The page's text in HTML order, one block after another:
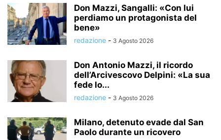
Don Mazzi, Sangalli: «Con lui
perdiamo un protagonista del
bene»
redazione - 3 Agosto 2026
Don Antonio Mazzi, il ricordo
dell’Arcivescovo Delpini: «La sua
fede lo...
redazione - 3 Agosto 2026
Milano, detenuto evade dal San
Paolo durante un ricovero